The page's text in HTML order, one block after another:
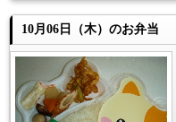
10月06日（木）のお弁当